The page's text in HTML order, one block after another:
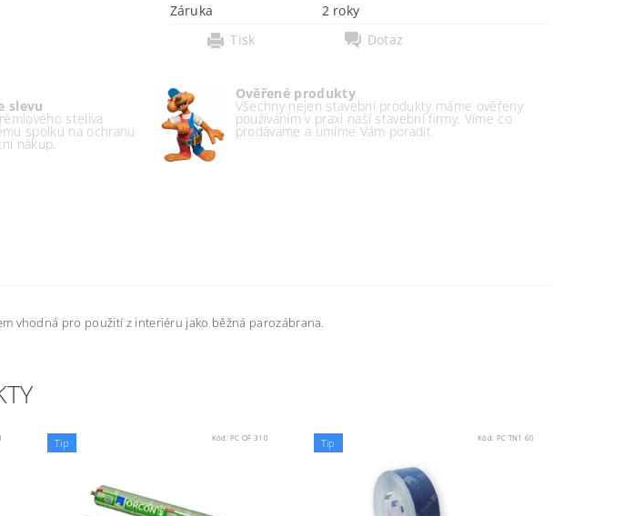
Záruka
2 roky
Tisk
Dotaz
slevu
steliva
spolku na ochranu
nákup.
Ověřené produkty
Všechny nejen stavební produkty máme ověřeny
používáním v praxi naší stavební firmy. Víme co
prodáváme a umíme Vám poradit.
vhodná pro použití z interiéru jako běžná parozábrana.
Tip Kód:PC OF 310 Tip Kód: PC TN1 60